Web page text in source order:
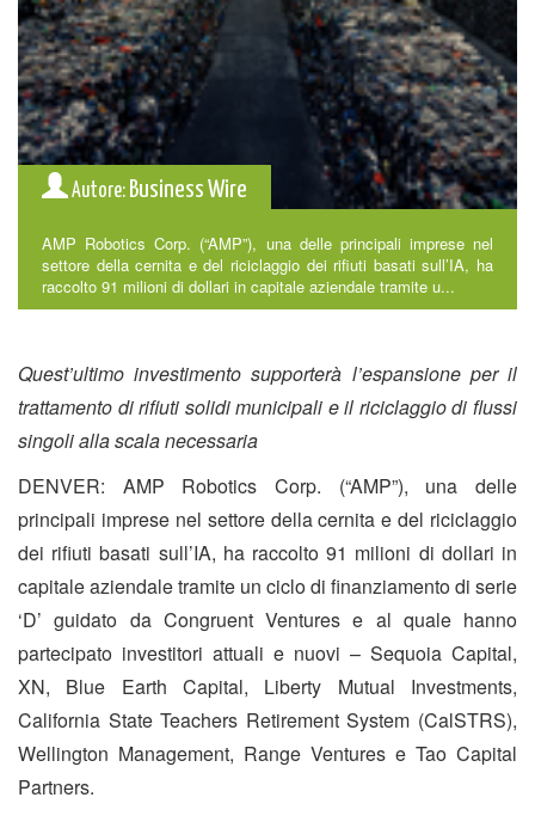
Autore: Business Wire
AMP Robotics Corp. (“AMP”), una delle principali imprese nel
settore della cernita e del riciclaggio dei rifiuti basati sull’IA, ha
raccolto 91 milioni di dollari in capitale aziendale tramite u...
Quest’ultimo investimento supporterà l’espansione per il
trattamento di rifiuti solidi municipali e il riciclaggio di flussi
singoli alla scala necessaria
DENVER: AMP Robotics Corp. (“AMP”), una delle
principali imprese nel settore della cernita e del riciclaggio
dei rifiuti basati sull’IA, ha raccolto 91 milioni di dollari in
capitale aziendale tramite un ciclo di finanziamento di serie
‘D’ guidato da Congruent Ventures e al quale hanno
partecipato investitori attuali e nuovi – Sequoia Capital,
XN, Blue Earth Capital, Liberty Mutual Investments,
California State Teachers Retirement System (CalSTRS),
Wellington Management, Range Ventures e Tao Capital
Partners.